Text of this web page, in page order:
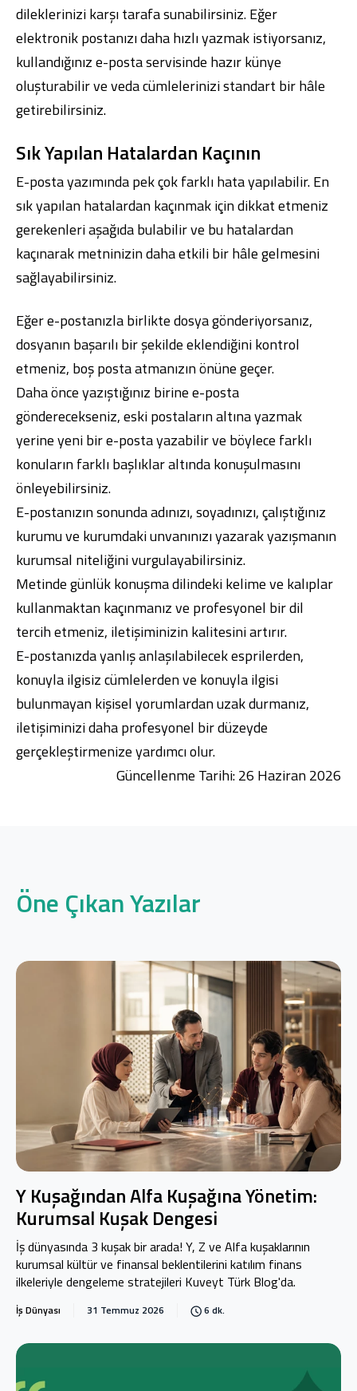
dileklerinizi karşı tarafa sunabilirsiniz. Eğer
elektronik postanızı daha hızlı yazmak istiyorsanız,
kullandığınız e-posta servisinde hazır künye
oluşturabilir ve veda cümlelerinizi standart bir hâle
getirebilirsiniz.
Sık Yapılan Hatalardan Kaçının
E-posta yazımında pek çok farklı hata yapılabilir. En
sık yapılan hatalardan kaçınmak için dikkat etmeniz
gerekenleri aşağıda bulabilir ve bu hatalardan
kaçınarak metninizin daha etkili bir hâle gelmesini
sağlayabilirsiniz.
Eğer e-postanızla birlikte dosya gönderiyorsanız,
dosyanın başarılı bir şekilde eklendiğini kontrol
etmeniz, boş posta atmanızın önüne geçer.
Daha önce yazıştığınız birine e-posta
gönderecekseniz, eski postaların altına yazmak
yerine yeni bir e-posta yazabilir ve böylece farklı
konuların farklı başlıklar altında konuşulmasını
önleyebilirsiniz.
E-postanızın sonunda adınızı, soyadınızı, çalıştığınız
kurumu ve kurumdaki unvanınızı yazarak yazışmanın
kurumsal niteliğini vurgulayabilirsiniz.
Metinde günlük konuşma dilindeki kelime ve kalıplar
kullanmaktan kaçınmanız ve profesyonel bir dil
tercih etmeniz, iletişiminizin kalitesini artırır.
E-postanızda yanlış anlaşılabilecek esprilerden,
konuyla ilgisiz cümlelerden ve konuyla ilgisi
bulunmayan kişisel yorumlardan uzak durmanız,
iletişiminizi daha profesyonel bir düzeyde
gerçekleştirmenize yardımcı olur.
Güncellenme Tarihi: 26 Haziran 2026
Öne Çıkan Yazılar
Y Kuşağından Alfa Kuşağına Yönetim:
Kurumsal Kuşak Dengesi
İş dünyasında 3 kuşak bir arada! Y, Z ve Alfa kuşaklarının
kurumsal kültür ve finansal beklentilerini katılım finans
ilkeleriyle dengeleme stratejileri Kuveyt Türk Blog'da.
İş Dünyası 31 Temmuz 2026 6 dk.